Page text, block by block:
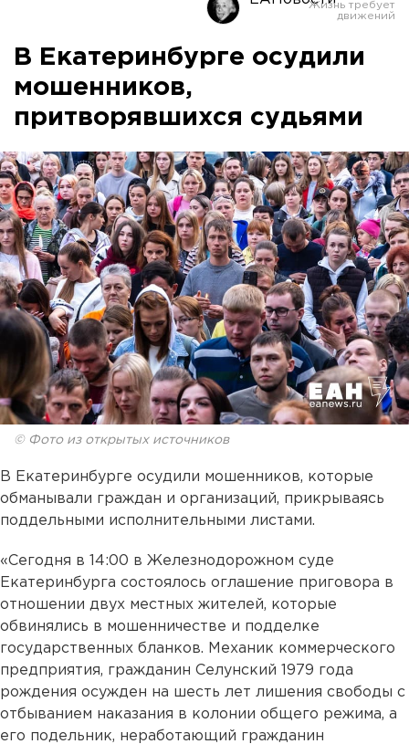
В Екатеринбурге осудили
мошенников,
притворявшихся судьями
© Фото из открытых источников
В Екатеринбурге осудили мошенников, которые
обманывали граждан и организаций, прикрываясь
поддельными исполнительными листами.
«Сегодня в 14:00 в Железнодорожном суде
Екатеринбурга состоялось оглашение приговора в
отношении двух местных жителей, которые
обвинялись в мошенничестве и подделке
государственных бланков. Механик коммерческого
предприятия, гражданин Селунский 1979 года
рождения осужден на шесть лет лишения свободы с
отбыванием наказания в колонии общего режима, а
его подельник, неработающий гражданин